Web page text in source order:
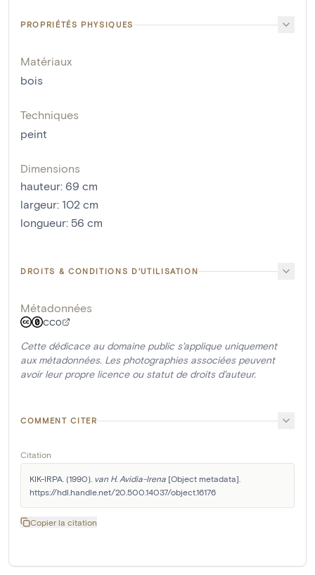
PROPRIÉTÉS PHYSIQUES
Matériaux
bois
Techniques
peint
Dimensions
hauteur: 69 cm
largeur: 102 cm
longueur: 56 cm
DROITS & CONDITIONS D'UTILISATION
Métadonnées
CC0
Cette dédicace au domaine public s'applique uniquement
aux métadonnées. Les photographies associées peuvent
avoir leur propre licence ou statut de droits d'auteur.
COMMENT CITER
Citation
KIK-IRPA. (1990). van H. Avidia-Irena [Object metadata].
https://hdl.handle.net/20.500.14037/object.16176
Copier la citation